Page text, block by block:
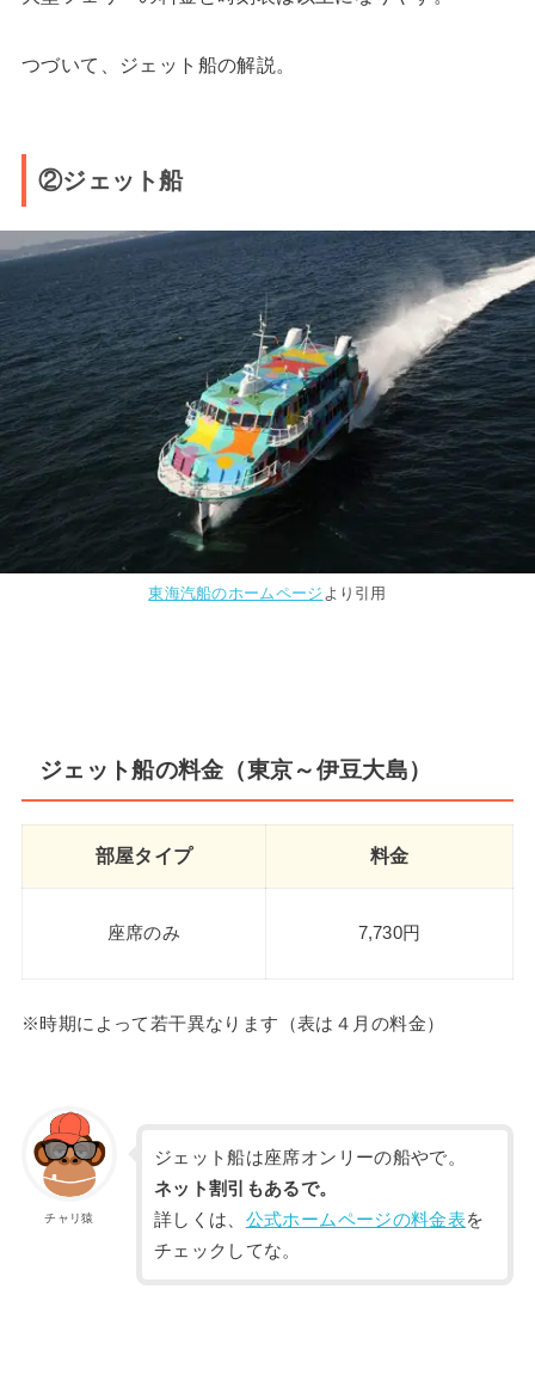
つづいて、ジェット船の解説。
②ジェット船
東海汽船のホームページ より引用
ジェット船の料金（東京～伊豆大島）
部屋タイプ 料金
座席のみ 7,730円
※時期によって若干異なります（表は４月の料金）
チャリ猿
ジェット船は座席オンリーの船やで。
ネット割引もあるで。
詳しくは、 公式ホームページの料金表を
チェックしてな。